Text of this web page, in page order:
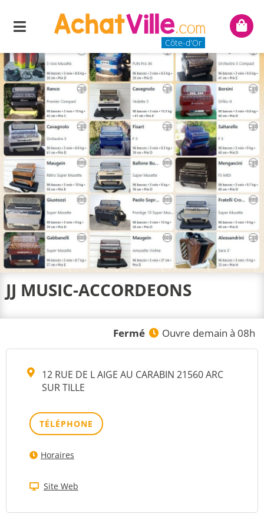
Menu
Côte-d'Or
Mon
JJ MUSIC-ACCORDEONS
Fermé Ouvre demain à 08h
12 RUE DE L AIGE AU CARABIN 21560 ARC
SUR TILLE
TÉLÉPHONE
Horaires
Site Web